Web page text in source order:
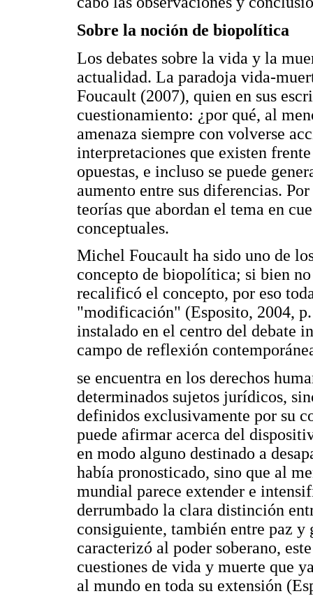
Sobre la noción de biopolítica
Los debates sobre la vida y la
actualidad. La paradoja vida-
Foucault (2007), quien en sus
cuestionamiento: ¿por qué, al
amenaza siempre con volverse
interpretaciones que existen
opuestas, e incluso se puede
aumento entre sus diferencias.
teorías que abordan el tema en
conceptuales.
Michel Foucault ha sido uno de
concepto de biopolítica; si bien
recalificó el concepto, por eso
"modificación" (Esposito, 2004,
instalado en el centro del debate
campo de reflexión
se encuentra en los derechos
determinados sujetos jurídicos,
definidos exclusivamente por su
puede afirmar acerca del
en modo alguno destinado a
había pronosticado, sino que al
mundial parece extender e
derrumbado la clara distinción
consiguiente, también entre paz
caracterizó al poder soberano,
cuestiones de vida y muerte que
al mundo en toda su extensión